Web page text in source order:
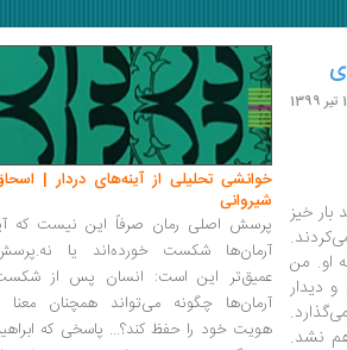
بار خیز
او. من
دیدار
هم نشد.
خوانشی تحلیلی از آینه‌های دردار |
شیروانی
پرسش اصلی رمان صرفاً این نیست که
آرمان‌ها شکست خورده‌اند یا
عمیق‌تر این است: انسان پس از
آرمان‌ها چگونه می‌تواند همچنان معنا
هویت خود را حفظ کند؟... پاسخی که